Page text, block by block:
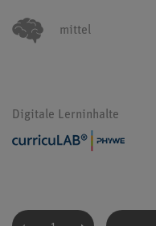
mittel
Digitale Lerninhalte